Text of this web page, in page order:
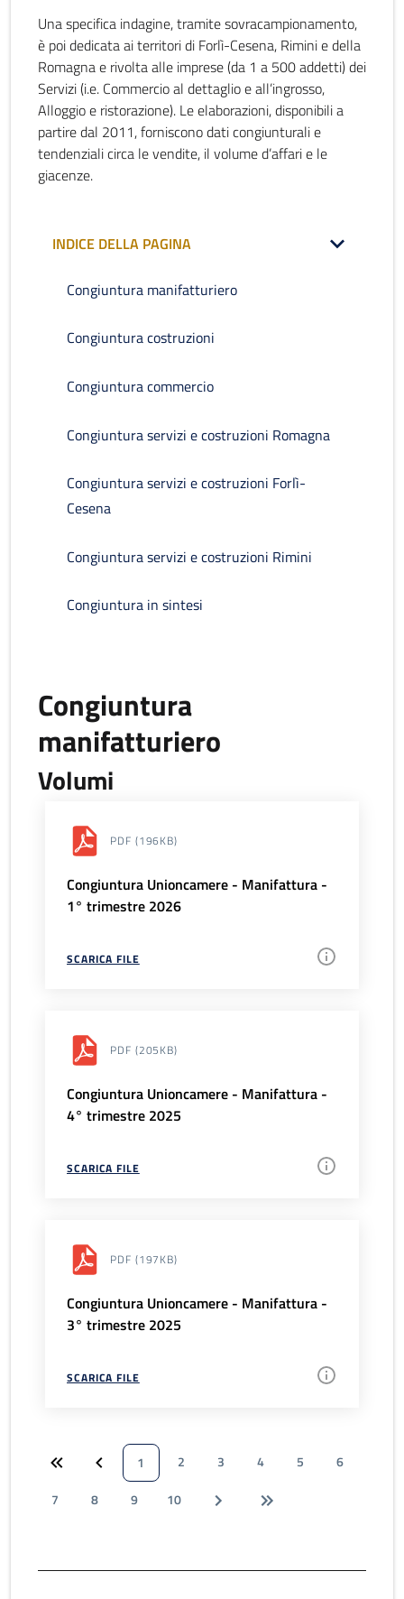
Una specifica indagine, tramite sovracampionamento,
è poi dedicata ai territori di Forlì-Cesena, Rimini e della
Romagna e rivolta alle imprese (da 1 a 500 addetti) dei
Servizi (i.e. Commercio al dettaglio e all’ingrosso,
Alloggio e ristorazione). Le elaborazioni, disponibili a
partire dal 2011, forniscono dati congiunturali e
tendenziali circa le vendite, il volume d’affari e le
giacenze.
INDICE DELLA PAGINA
Congiuntura manifatturiero
Congiuntura costruzioni
Congiuntura commercio
Congiuntura servizi e costruzioni Romagna
Congiuntura servizi e costruzioni Forlì-
Cesena
Congiuntura servizi e costruzioni Rimini
Congiuntura in sintesi
Congiuntura
manifatturiero
Volumi
PDF (196KB)
Congiuntura Unioncamere - Manifattura -
1° trimestre 2026
SCARICA FILE
PDF (205KB)
Congiuntura Unioncamere - Manifattura -
4° trimestre 2025
SCARICA FILE
PDF (197KB)
Congiuntura Unioncamere - Manifattura -
3° trimestre 2025
SCARICA FILE
1 2 3 4 5
6
7
8 9 10